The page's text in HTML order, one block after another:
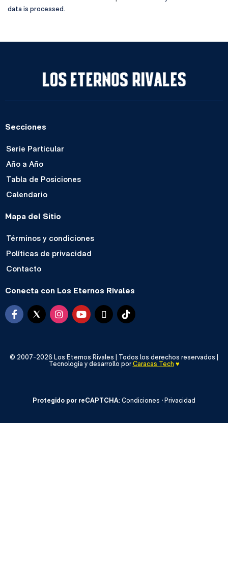
data is processed.
Secciones
Serie Particular
Año a Año
Tabla de Posiciones
Calendario
Mapa del Sitio
Términos y condiciones
Políticas de privacidad
Contacto
Conecta con Los Eternos Rivales
© 2007-2026 Los Eternos Rivales | Todos los derechos reservados |
Tecnología y desarrollo por Caracas Tech ♥️
Protegido por reCAPTCHA: Condiciones · Privacidad